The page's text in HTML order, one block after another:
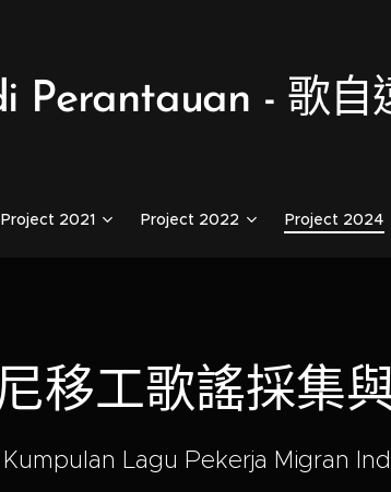
Perantauan - 歌自
Project 2021 Project 2022 Project 2024
移工歌謠採集
Lagu Pekerja Migran